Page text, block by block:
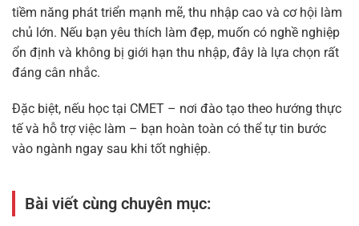
tiềm năng phát triển mạnh mẽ, thu nhập cao và cơ hội làm
chủ lớn. Nếu bạn yêu thích làm đẹp, muốn có nghề nghiệp
ổn định và không bị giới hạn thu nhập, đây là lựa chọn rất
đáng cân nhắc.
Đặc biệt, nếu học tại CMET – nơi đào tạo theo hướng thực
tế và hỗ trợ việc làm – bạn hoàn toàn có thể tự tin bước
vào ngành ngay sau khi tốt nghiệp.
Bài viết cùng chuyên mục: